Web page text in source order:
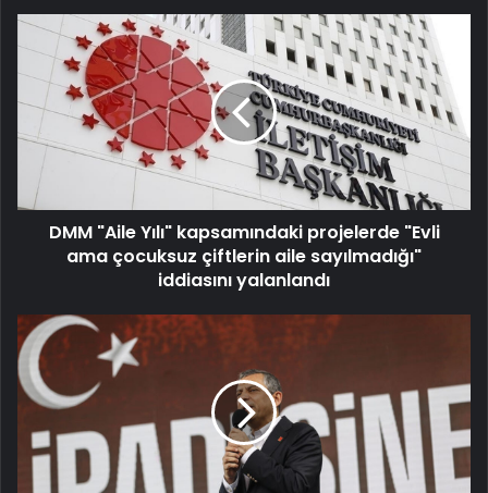
DMM
"Aile
Yılı"
kapsamındaki
projelerde
"Evli
çocuksuz
çiftlerin
sayılmadığı"
DMM "Aile Yılı" kapsamındaki projelerde "Evli
ama çocuksuz çiftlerin aile sayılmadığı"
iddiasını yalanlandı
CHP
lideri
Özel'den
Gürtuna